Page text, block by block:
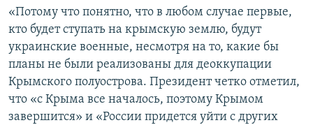
«Потому что понятно, что в любом случае первые,
кто будет ступать на крымскую землю, будут
украинские военные, несмотря на то, какие бы
планы не были реализованы для деоккупации
Крымского полуострова. Президент четко отметил,
что «с Крыма все началось, поэтому Крымом
завершится» и «России придется уйти с других